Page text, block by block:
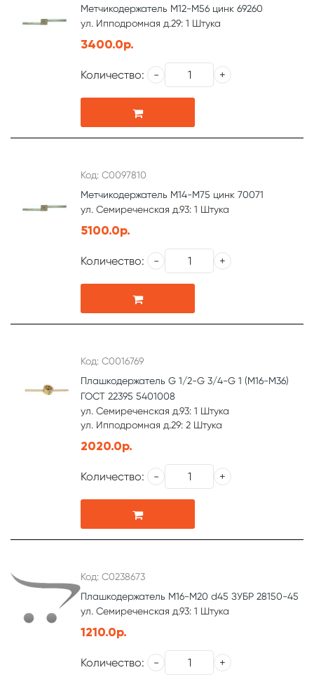
Метчикодержатель М12-М56 цинк 69260
ул. Ипподромная д.29: 1 Штука
3400.0р.
Количество:
Код: С0097810
Метчикодержатель М14-М75 цинк 70071
ул. Семиреченская д.93: 1 Штука
5100.0р.
Количество:
Код: С0016769
Плашкодержатель G 1/2-G 3/4-G 1 (М16-М36)
ГОСТ 22395 5401008
ул. Семиреченская д.93: 1 Штука
ул. Ипподромная д.29: 2 Штука
2020.0р.
Количество:
Код: С0238673
Плашкодержатель M16-M20 d45 ЗУБР 28150-45
ул. Семиреченская д.93: 1 Штука
1210.0р.
Количество: